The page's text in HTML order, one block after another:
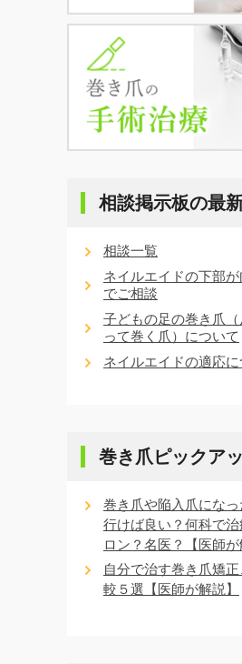
相談掲示板の最
相談一覧
ネイルエイドの下部
でご相談
子どもの足の巻き爪
って巻く爪）について
ネイルエイドの適応に
巻き爪ピックア
巻き爪や陥入爪にな
行けば良い？何科で
ロン？名医？【医師が
自分で治す巻き爪矯
較５選【医師が解説】